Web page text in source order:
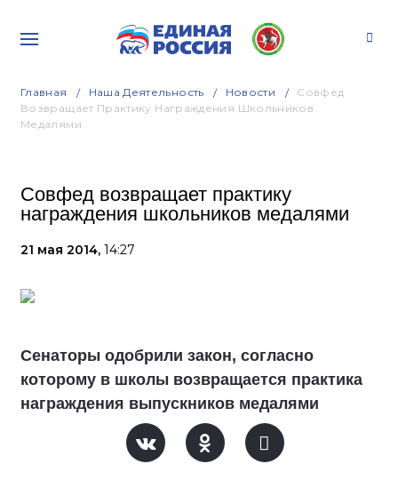
Главная Наша Деятельность Новости
Совфед
Возвращает Практику Награждения Школьников
Медалями
Совфед возвращает практику
награждения школьников медалями
21 мая 2014, 14:27
Сенаторы одобрили закон, согласно
которому в школы возвращается практика
награждения выпускников медалями